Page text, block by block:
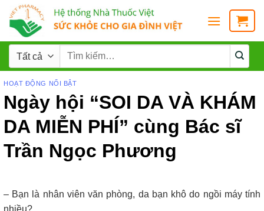
HOẠT ĐỘNG NỔI BẬT
Ngày hội “SOI DA VÀ KHÁM
DA MIỄN PHÍ” cùng Bác sĩ
Trần Ngọc Phương
– Bạn là nhân viên văn phòng, da bạn khô do ngồi máy tính
nhiều?